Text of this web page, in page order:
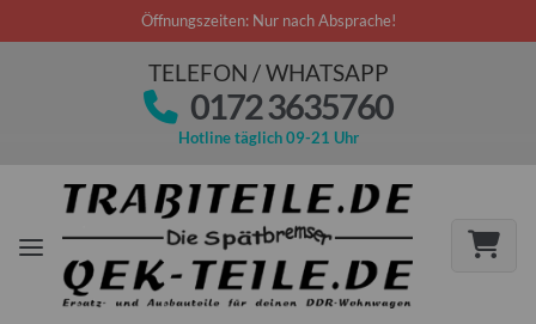
Öffnungszeiten: Nur nach Absprache!
TELEFON / WHATSAPP
0172 3635760
Hotline täglich 09-21 Uhr